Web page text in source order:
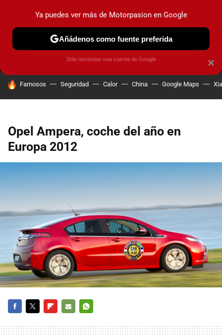
MENÚ NUEVO
COCHES ELÉCTRICOS OBSERVATORIO
HOY SE HABLA DE
Famosos Seguridad Calor China Google Maps
Opel Ampera, coche del año en
Europa 2012
MAIL
×
Ya puedes ver más de Motorpasion en Google
Añádenos como fuente preferida
Solo necesitas una cuenta de Google